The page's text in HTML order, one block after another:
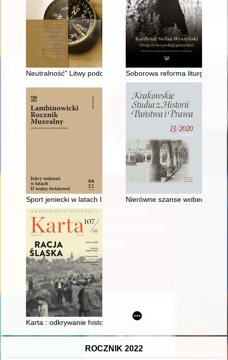
Neutralność" Litwy podczas Bitwy Warszawskiej = Lithuania's
Soborowa reforma liturgiczna
Sport jeniecki w latach II wojny światowej w świetle raportów
Nierówne szanse wobec
Karta : odkrywanie historii. Nr 107 (2021)
ROCZNIK 2022